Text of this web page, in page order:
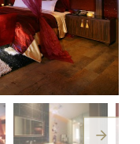
arrow_forward